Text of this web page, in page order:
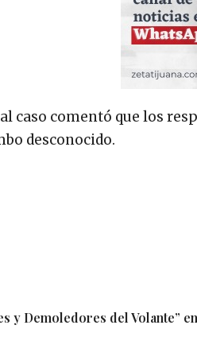
caso comentó que los
desconocido.
y Demoledores del Volante”